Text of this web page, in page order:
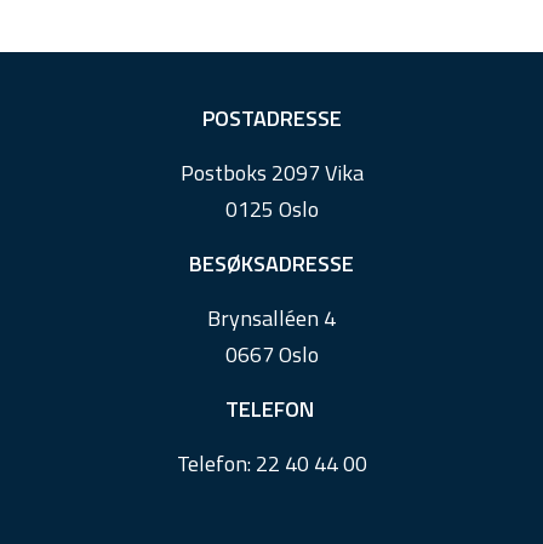
POSTADRESSE
Postboks 2097 Vika
0125 Oslo
BESØKSADRESSE
Brynsalléen 4
0667 Oslo
TELEFON
Telefon:22 40 44 00